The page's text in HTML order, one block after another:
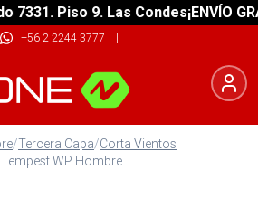
Piso 9. Las Condes¡ENVÍO
+56 2 2244 3777 |
/Tercera Capa/Corta Vientos
WP Hombre